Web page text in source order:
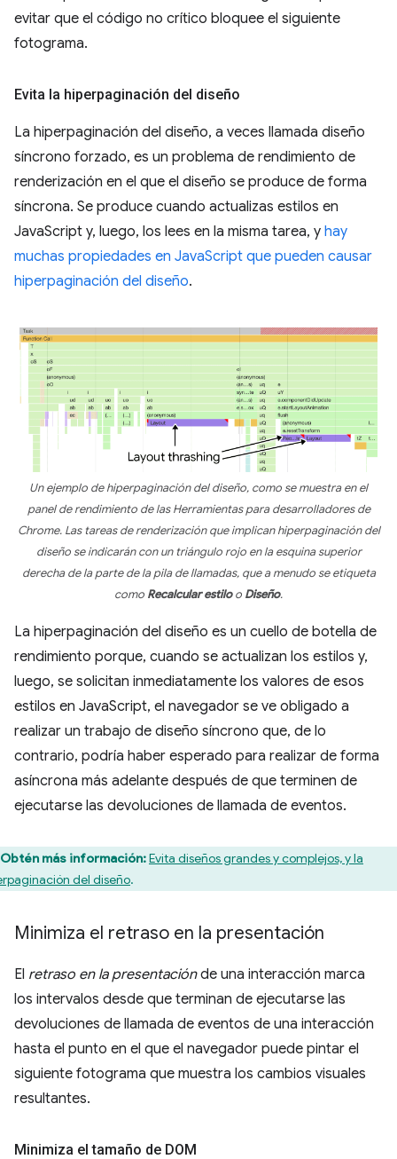
evitar que el código no crítico bloquee el siguiente
fotograma.
Evita la hiperpaginación del diseño
La hiperpaginación del diseño, a veces llamada diseño
síncrono forzado, es un problema de rendimiento de
renderización en el que el diseño se produce de forma
síncrona. Se produce cuando actualizas estilos en
JavaScript y, luego, los lees en la misma tarea, y hay
muchas propiedades en JavaScript que pueden causar
hiperpaginación del diseño.
Un ejemplo de hiperpaginación del diseño, como se muestra en el
panel de rendimiento de las Herramientas para desarrolladores de
Chrome. Las tareas de renderización que implican hiperpaginación del
diseño se indicarán con un triángulo rojo en la esquina superior
derecha de la parte de la pila de llamadas, que a menudo se etiqueta
como Recalcular estiloo Diseño.
La hiperpaginación del diseño es un cuello de botella de
rendimiento porque, cuando se actualizan los estilos y,
luego, se solicitan inmediatamente los valores de esos
estilos en JavaScript, el navegador se ve obligado a
realizar un trabajo de diseño síncrono que, de lo
contrario, podría haber esperado para realizar de forma
asíncrona más adelante después de que terminen de
ejecutarse las devoluciones de llamada de eventos.
Obtén más información:Evita diseños grandes y complejos, y la
del diseño.
Minimiza el retraso en la presentación
El retraso en la presentaciónde una interacción marca
los intervalos desde que terminan de ejecutarse las
devoluciones de llamada de eventos de una interacción
hasta el punto en el que el navegador puede pintar el
siguiente fotograma que muestra los cambios visuales
resultantes.
Minimiza el tamaño de DOM